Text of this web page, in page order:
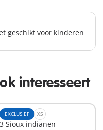
geschikt voor kinderen
interesseert
EXCLUSIEF XS
3 Sioux indianen